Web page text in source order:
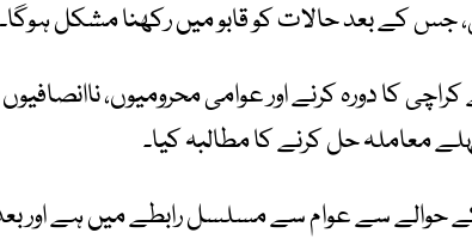
کے بعد حالات کو قابو میں رکھنا مشکل ہوگا۔
کا دورہ کرنے اور عوامی محرومیوں، ناانصافیوں
معاملہ حل کرنے کا مطالبہ کیا۔
حوالے سے عوام سے مسلسل رابطے میں ہے اور